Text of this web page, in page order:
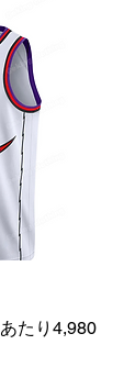
たり4,980